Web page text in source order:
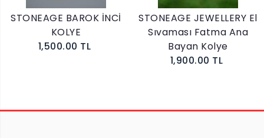
STONEAGE BAROK İNCİ
KOLYE
1,500.00 TL
STONEAGE JEWELLERY El
Sıvaması Fatma Ana
Bayan Kolye
1,900.00 TL